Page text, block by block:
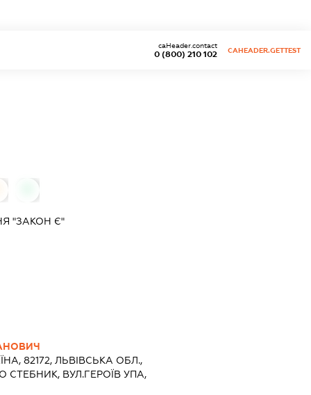
0 (800) 210 102
caHeader.contact
CAHEADER.GETTEST
"ЗАКОН Є"
82172, ЛЬВІВСЬКА ОБЛ.,
СТЕБНИК, ВУЛ.ГЕРОЇВ УПА,